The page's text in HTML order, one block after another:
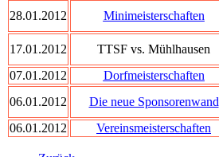
28.01.2012
Minimeisterschaften
17.01.2012
TTSF vs. Mühlhausen
07.01.2012
Dorfmeisterschaften
06.01.2012
Die neue Sponsorenwand
06.01.2012
Vereinsmeisterschaften